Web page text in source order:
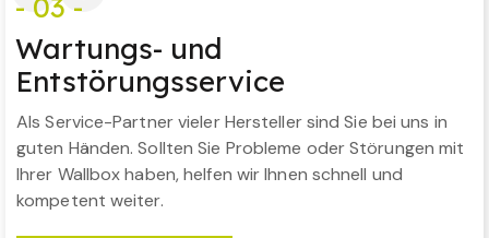
Wartungs- und
Entstörungsservice
Als Service-Partner vieler Hersteller sind Sie bei uns in
guten Händen. Sollten Sie Probleme oder Störungen mit
Ihrer Wallbox haben, helfen wir Ihnen schnell und
kompetent weiter.